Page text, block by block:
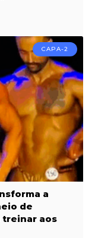
CAPA-2
a
de
aos